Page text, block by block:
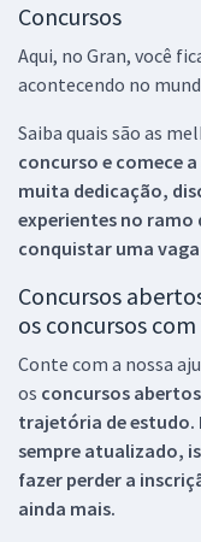
Concursos
Aqui, no Gran, você
acontecendo no
Saiba quais são as
concurso e comece
muita dedicação,
experientes no ramo
conquistar uma
Concursos
os concursos
Conte com a nossa
os concursos
trajetória de
sempre atualizado,
fazer perder a
ainda mais.